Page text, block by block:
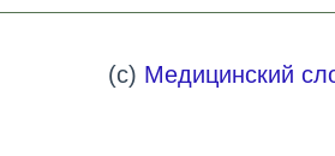
(c) Медицинский